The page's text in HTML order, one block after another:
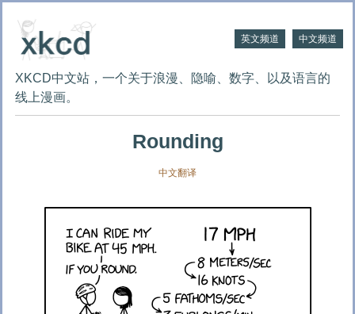
英文频道 中文频道
XKCD中文站，一个关于浪漫、隐喻、数字、以及语言的
线上漫画。
Rounding
中文翻译